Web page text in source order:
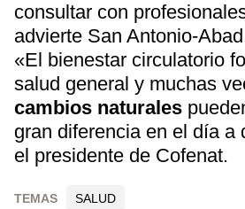
consultar con
advierte San Antonio-
«El bienestar circulatorio
salud general y muchas
cambios naturales
gran diferencia en el día a
el presidente de Cofenat.
TEMAS SALUD